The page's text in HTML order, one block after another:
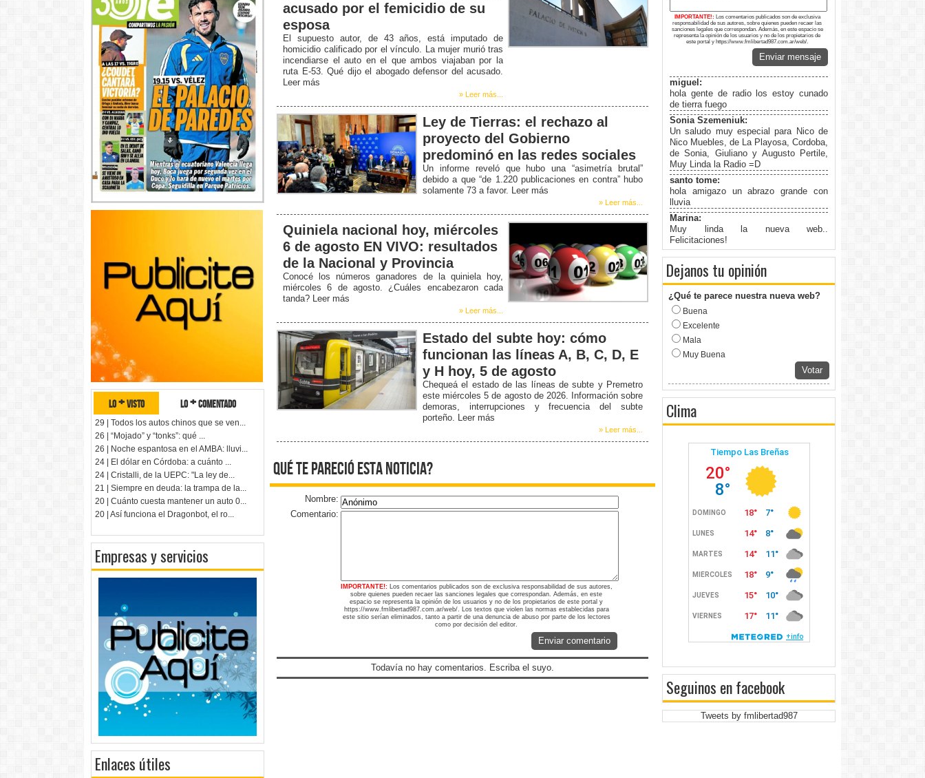
lo + visto lo + comentado
29 | Todos los autos chinos que se ven...
26 | “Mojado” y “tonks”: qué ...
26 | Noche espantosa en el AMBA: lluvi...
24 | El dólar en Córdoba: a cuánto ...
24 | Cristalli, de la UEPC: "La ley de...
21 | Siempre en deuda: la trampa de la...
20 | Cuánto cuesta mantener un auto 0...
20 | Así funciona el Dragonbot, el ro...
Empresas y servicios
Enlaces útiles
acusado por el femicidio de su
esposa
El supuesto autor, de 43 años, está imputado de
homicidio calificado por el vínculo. La mujer murió tras
incendiarse el auto en el que ambos viajaban por la
ruta E-53. Qué dijo el abogado defensor del acusado.
Leer más
» Leer más...
Ley de Tierras: el rechazo al
proyecto del Gobierno
predominó en las redes sociales
Un informe reveló que hubo una “asimetría brutal”
debido a que “de 1.220 publicaciones en contra” hubo
solamente 73 a favor. Leer más
» Leer más...
Quiniela nacional hoy, miércoles
6 de agosto EN VIVO: resultados
de la Nacional y Provincia
Conocé los números ganadores de la quiniela hoy,
miércoles 6 de agosto. ¿Cuáles encabezaron cada
tanda? Leer más
» Leer más...
Estado del subte hoy: cómo
funcionan las líneas A, B, C, D, E
y H hoy, 5 de agosto
Chequeá el estado de las líneas de subte y Premetro
este miércoles 5 de agosto de 2026. Información sobre
demoras, interrupciones y frecuencia del subte
porteño. Leer más
» Leer más...
qué te pareció esta noticia?
Nombre:
Comentario:
IMPORTANTE!: Los comentarios publicados son de exclusiva responsabilidad de sus autores,
sobre quienes pueden recaer las sanciones legales que correspondan. Además, en este
espacio se representa la opinión de los usuarios y no de los propietarios de este portal y
https://www.fmlibertad987.com.ar/web/. Los textos que violen las normas establecidas para
este sitio serían eliminados, tanto a partir de una denuncia de abuso por parte de los lectores
como por decisión del editor.
Enviar comentario
Todavía no hay comentarios. Escriba el suyo.
IMPORTANTE!: Los comentarios publicados son de exclusiva
responsabilidad de sus autores, sobre quienes pueden recaer las
sanciones legales que correspondan. Además, en este espacio se
representa la opinión de los usuarios y no de los propietarios de
este portal y https://www.fmlibertad987.com.ar/web/.
Enviar mensaje
miguel:
hola gente de radio los estoy cunado
de tierra fuego
Sonia Szemeniuk:
Un saludo muy especial para Nico de
Nico Muebles, de La Playosa, Cordoba,
de Sonia, Giuliano y Augusto Pertile,
Muy Linda la Radio =D
santo tome:
hola amigazo un abrazo grande con
lluvia
Marina:
Muy linda la nueva web..
Felicitaciones!
Dejanos tu opinión
¿Qué te parece nuestra nueva web?
Buena
Excelente
Mala
Muy Buena
Votar
Clima
Seguinos en facebook
Tweets by fmlibertad987